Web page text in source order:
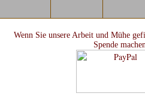
Wenn Sie unsere Arbeit und Mühe
Spende